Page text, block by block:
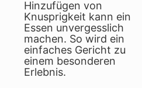
Hinzufügen von
Knusprigkeit kann ein
Essen unvergesslich
machen. So wird ein
einfaches Gericht zu
einem besonderen
Erlebnis.